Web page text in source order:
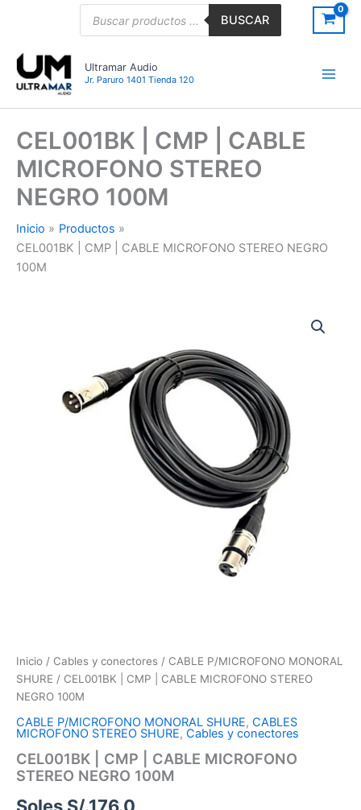
BUSCAR
Ultramar Audio
Jr. Paruro 1401 Tienda 120
CEL001BK | CMP | CABLE
MICROFONO STEREO
NEGRO 100M
Inicio
Productos
CEL001BK | CMP | CABLE MICROFONO STEREO NEGRO
100M
Inicio / Cables y conectores / CABLE P/MICROFONO MONORAL
SHURE / CEL001BK | CMP | CABLE MICROFONO STEREO
NEGRO 100M
CABLE P/MICROFONO MONORAL SHURE, CABLES
MICROFONO STEREO SHURE, Cables y conectores
CEL001BK | CMP | CABLE MICROFONO
STEREO NEGRO 100M
MICROFONO